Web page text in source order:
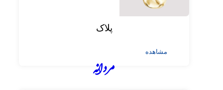
پلاک
مشاهده
مردانه